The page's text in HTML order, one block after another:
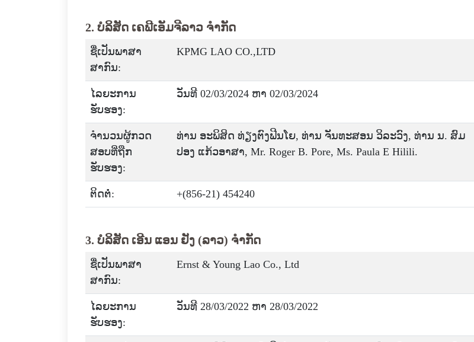
2. ບໍລິສັດ ເຄພີເອັມຈີລາວ ຈໍາກັດ
ຊື່ເປັນພາສາ
ສາກົນ:
KPMG LAO CO.,LTD
ໄລຍະການ
ຮັບຮອງ:
ວັນທີ 02/03/2024 ຫາ 02/03/2024
ຈໍານວນຜູ້ກວດ
ສອບທີ່ຖືກ
ຮັບຮອງ:
ທ່ານ ອະພິສິດ ທ່ຽງຕົງຟີນໂຍ, ທ່ານ ຈັນທະສອນ ວິລະວົງ, ທ່ານ ນ. ສົມ
ປອງ ແກ້ວອາສາ, Mr. Roger B. Pore, Ms. Paula E Hilili.
ຕິດຕໍ່: +(856-21) 454240
3. ບໍລິສັດ ເອີນ ແອນ ຢັງ (ລາວ) ຈໍາກັດ
ຊື່ເປັນພາສາ
ສາກົນ:
Ernst & Young Lao Co., Ltd
ໄລຍະການ
ຮັບຮອງ:
ວັນທີ 28/03/2022 ຫາ 28/03/2022